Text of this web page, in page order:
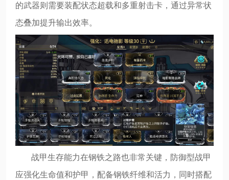
的武器则需要装配状态超载和多重射击卡，通过异常状
态叠加提升输出效率。
战甲生存能力在钢铁之路也非常关键，防御型战甲
应强化生命值和护甲，配备钢铁纤维和活力，同时搭配